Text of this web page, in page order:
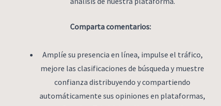
Comparta comentarios:
Amplíe su presencia en línea, impulse el tráfico,
mejore las clasificaciones de búsqueda y muestre
confianza distribuyendo y compartiendo
automáticamente sus opiniones en plataformas,